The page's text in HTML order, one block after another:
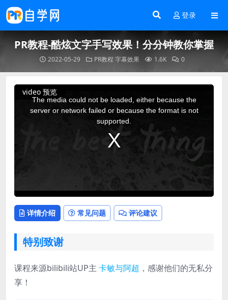
登录
PR教程-酷炫文字手写效果！分分钟教你掌握
2022-05-29 PR教程 字幕效果 1.6K 0
video 预览
This
The media could not be loaded, either because the
server or network failed or because the format is not
supported.
详情介绍 常见问题 评论建议
特别致谢
课程来源bilibili站UP主 卡敏与阿超 ，感谢他们的无私分
享！